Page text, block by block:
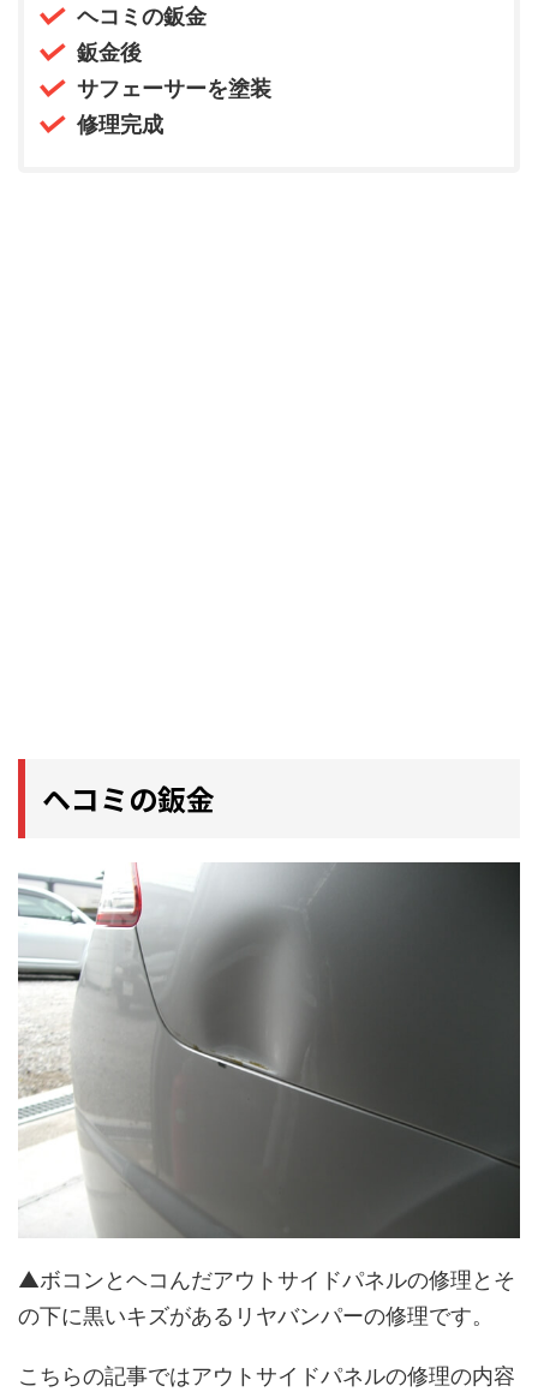
ヘコミの鈑金
鈑金後
サフェーサーを塗装
修理完成
ヘコミの鈑金
▲ボコンとヘコんだアウトサイドパネルの修理とそ
の下に黒いキズがあるリヤバンパーの修理です。
こちらの記事ではアウトサイドパネルの修理の内容